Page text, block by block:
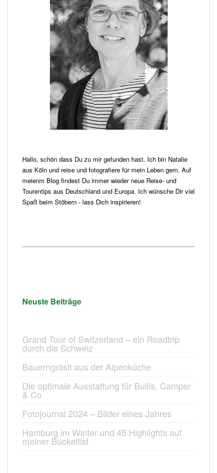
Hallo, schön dass Du zu mir gefunden hast. Ich bin Natalie
aus Köln und reise und fotografiere für mein Leben gern. Auf
meienm Blog findest Du immer wieder neue Reise- und
Tourentips aus Deutschland und Europa. Ich wünsche Dir viel
Spaß beim Stöbern - lass Dich inspirieren!
Neuste Beiträge
Grand Tour of Switzerland – ein Roadtrip
durch die Schweiz
Bauerngröstl aus der Alpenküche
Die optimale Ausstattung für Bullis, Camper
& Co
Fotojournal 2024 – Bilder eines Jahres
Hamburg im Winter und 45 Highlights auf
meiner Bucketlist